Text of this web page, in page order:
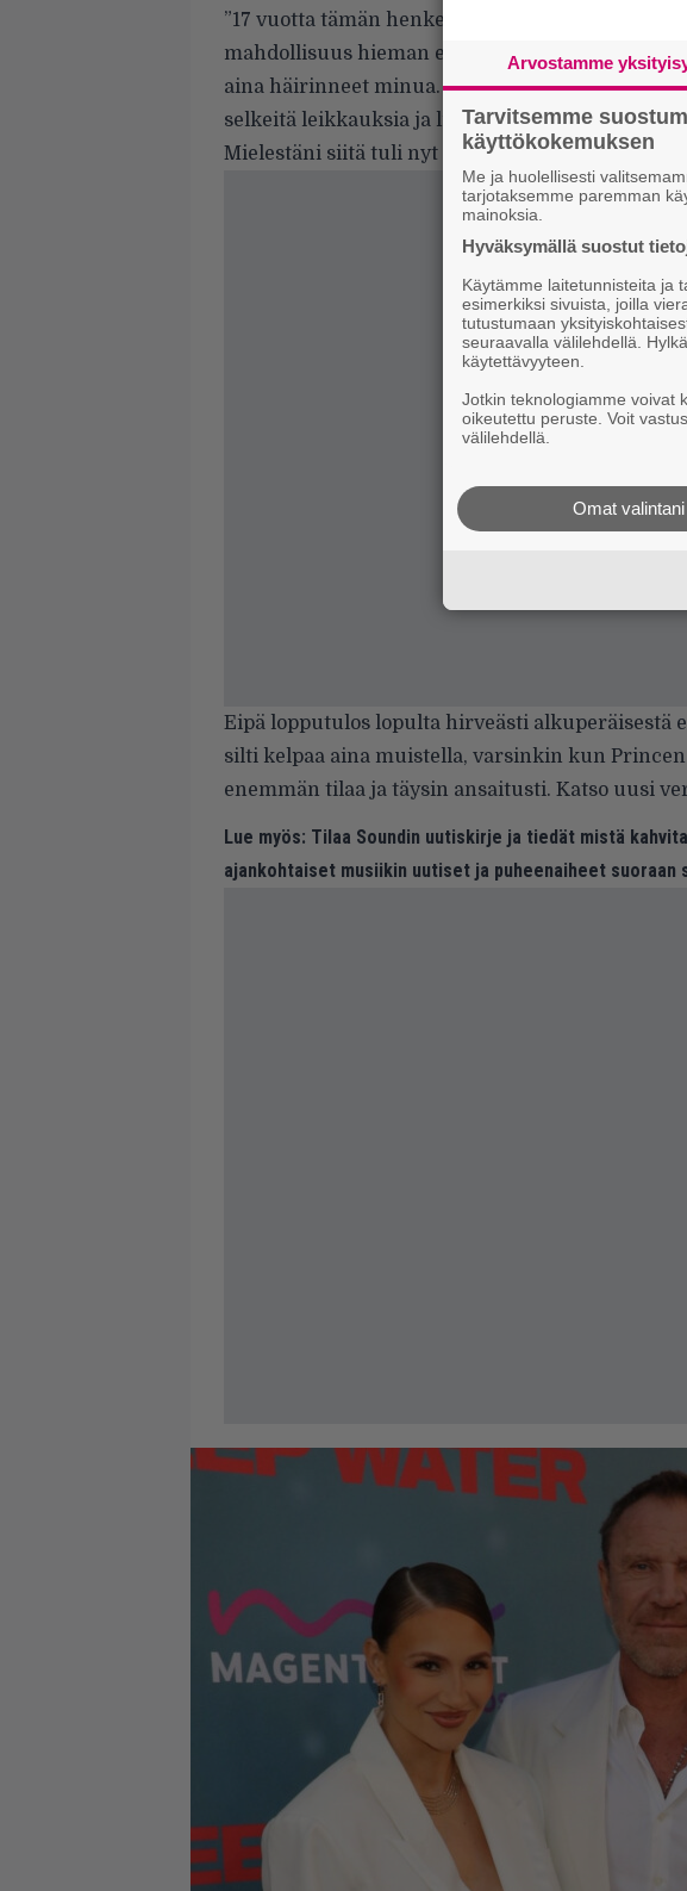
”17 vuotta tämän henkeäsalpaavan esityksen
mahdollisuus hieman editoida sitä, koska siinä
aina häirinneet minua. Hankkiuduin eroon
selkeitä leikkauksia ja lisäsin paljon lähikuvia
Mielestäni siitä tuli nyt parempi”, Gallen
Eipä lopputulos lopulta hirveästi alkuperäisestä
silti kelpaa aina muistella, varsinkin kun
enemmän tilaa ja täysin ansaitusti. Katso uusi
Lue myös: Tilaa Soundin uutiskirje ja tiedät mistä
ajankohtaiset musiikin uutiset ja puheenaiheet suoraan
Arvostamme
Tarvitsemme
käyttökokemuksen
Me ja huolellisesti
tarjotaksemme paremman
mainoksia.
Hyväksymällä suostut
Käytämme laitetunnisteita ja
esimerkiksi sivuista, joilla
tutustumaan
seuraavalla välilehdellä.
käytettävyyteen.
Jotkin teknologiamme voivat
oikeutettu peruste. Voit
välilehdellä.
Omat valintani